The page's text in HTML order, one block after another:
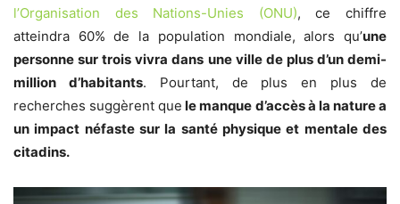
l’Organisation des Nations-Unies (ONU), ce chiffre
atteindra 60% de la population mondiale, alors qu’une
personne sur trois vivra dans une ville de plus d’un demi-
million d’habitants. Pourtant, de plus en plus de
recherches suggèrent que le manque d’accès à la nature a
un impact néfaste sur la santé physique et mentale des
citadins.